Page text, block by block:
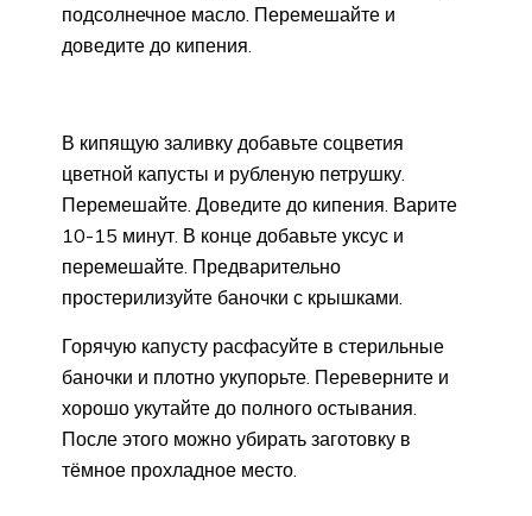
подсолнечное масло. Перемешайте и
доведите до кипения.
В кипящую заливку добавьте соцветия
цветной капусты и рубленую петрушку.
Перемешайте. Доведите до кипения. Варите
10-15 минут. В конце добавьте уксус и
перемешайте. Предварительно
простерилизуйте баночки с крышками.
Горячую капусту расфасуйте в стерильные
баночки и плотно укупорьте. Переверните и
хорошо укутайте до полного остывания.
После этого можно убирать заготовку в
тёмное прохладное место.